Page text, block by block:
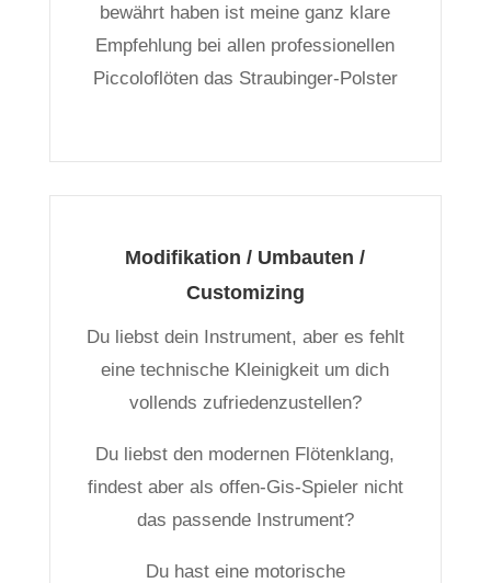
bewährt haben ist meine ganz klare
Empfehlung bei allen professionellen
Piccoloflöten das Straubinger-Polster
Modifikation / Umbauten /
Customizing
Du liebst dein Instrument, aber es fehlt
eine technische Kleinigkeit um dich
vollends zufriedenzustellen?
Du liebst den modernen Flötenklang,
findest aber als offen-Gis-Spieler nicht
das passende Instrument?
Du hast eine motorische